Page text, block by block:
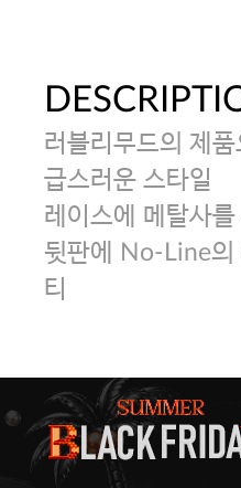
러블리무드의 제
급스러운 스타일
레이스에 메탈사
뒷판에 No-Line의
티